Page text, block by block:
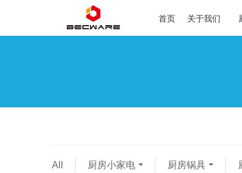
首页 关于我们
All 厨房小家电 厨房锅具